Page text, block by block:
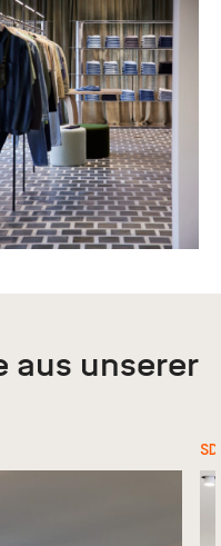
aus unserer